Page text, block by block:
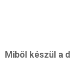
Miből készül a